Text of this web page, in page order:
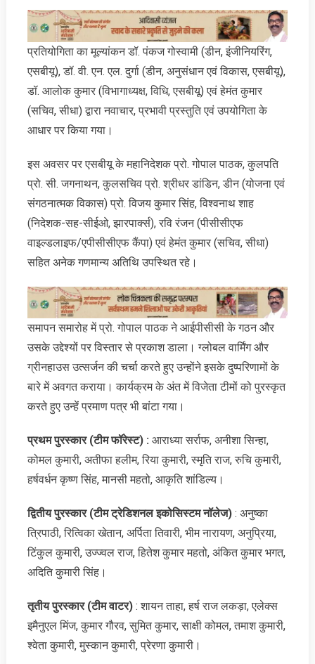
प्रतियोगिता का मूल्यांकन डॉ. पंकज गोस्वामी (डीन, इंजीनियरिंग,
एसबीयू), डॉ. वी. एन. एल. दुर्गा (डीन, अनुसंधान एवं विकास, एसबीयू),
डॉ. आलोक कुमार (विभागाध्यक्ष, विधि, एसबीयू) एवं हेमंत कुमार
(सचिव, सीधा) द्वारा नवाचार, प्रभावी प्रस्तुति एवं उपयोगिता के
आधार पर किया गया।
इस अवसर पर एसबीयू के महानिदेशक प्रो. गोपाल पाठक, कुलपति
प्रो. सी. जगनाथन, कुलसचिव प्रो. श्रीधर डांडिन, डीन (योजना एवं
संगठनात्मक विकास) प्रो. विजय कुमार सिंह, विश्वनाथ शाह
(निदेशक-सह-सीईओ, झारपार्क्स), रवि रंजन (पीसीसीएफ
वाइल्डलाइफ/एपीसीसीएफ कैंपा) एवं हेमंत कुमार (सचिव, सीधा)
सहित अनेक गणमान्य अतिथि उपस्थित रहे।
समापन समारोह में प्रो. गोपाल पाठक ने आईपीसीसी के गठन और
उसके उद्देश्यों पर विस्तार से प्रकाश डाला। ग्लोबल वार्मिंग और
ग्रीनहाउस उत्सर्जन की चर्चा करते हुए उन्होंने इसके दुष्परिणामों के
बारे में अवगत कराया। कार्यक्रम के अंत में विजेता टीमों को पुरस्कृत
करते हुए उन्हें प्रमाण पत्र भी बांटा गया।
प्रथम पुरस्कार (टीम फॉरेस्ट) : आराध्या सर्राफ, अनीशा सिन्हा,
कोमल कुमारी, अतीफा हलीम, रिया कुमारी, स्मृति राज, रुचि कुमारी,
हर्षवर्धन कृष्ण सिंह, मानसी महतो, आकृति शांडिल्य।
द्वितीय पुरस्कार (टीम ट्रेडिशनल इकोसिस्टम नॉलेज): अनुष्का
त्रिपाठी, रित्विका खेतान, अर्पिता तिवारी, भीम नारायण, अनुप्रिया,
टिंकुल कुमारी, उज्ज्वल राज, हितेश कुमार महतो, अंकित कुमार भगत,
अदिति कुमारी सिंह।
तृतीय पुरस्कार (टीम वाटर): शायन ताहा, हर्ष राज लकड़ा, एलेक्स
इमैनुएल मिंज, कुमार गौरव, सुमित कुमार, साक्षी कोमल, तमाश कुमारी,
श्वेता कुमारी, मुस्कान कुमारी, प्रेरणा कुमारी।